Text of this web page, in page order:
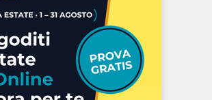
Chi siamo
Commenti e segnalazioni
Contattaci